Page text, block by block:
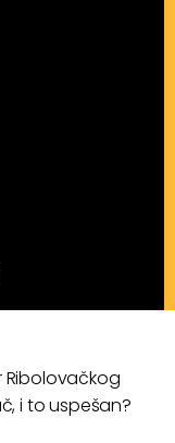
Ribolovačkog
i to uspešan?